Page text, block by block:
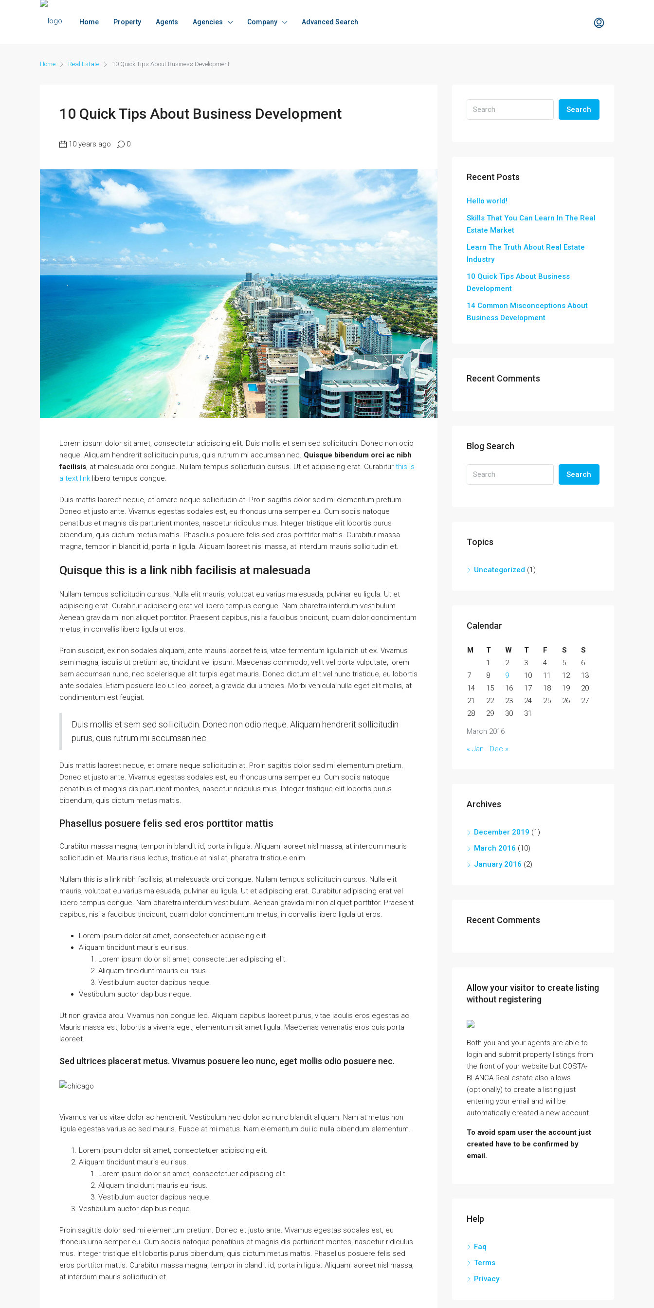
Home Property Agents Agencies Company Advanced Search
Home Real Estate 10 Quick Tips About Business Development
10 Quick Tips About Business Development
10 years ago 0
Lorem ipsum dolor sit amet, consectetur adipiscing elit. Duis mollis et sem sed sollicitudin. Donec non odio
neque. Aliquam hendrerit sollicitudin purus, quis rutrum mi accumsan nec. Quisque bibendum orci ac nibh
facilisis, at malesuada orci congue. Nullam tempus sollicitudin cursus. Ut et adipiscing erat. Curabitur this is
a text link libero tempus congue.
Duis mattis laoreet neque, et ornare neque sollicitudin at. Proin sagittis dolor sed mi elementum pretium.
Donec et justo ante. Vivamus egestas sodales est, eu rhoncus urna semper eu. Cum sociis natoque
penatibus et magnis dis parturient montes, nascetur ridiculus mus. Integer tristique elit lobortis purus
bibendum, quis dictum metus mattis. Phasellus posuere felis sed eros porttitor mattis. Curabitur massa
magna, tempor in blandit id, porta in ligula. Aliquam laoreet nisl massa, at interdum mauris sollicitudin et.
Quisque this is a link nibh facilisis at malesuada
Nullam tempus sollicitudin cursus. Nulla elit mauris, volutpat eu varius malesuada, pulvinar eu ligula. Ut et
adipiscing erat. Curabitur adipiscing erat vel libero tempus congue. Nam pharetra interdum vestibulum.
Aenean gravida mi non aliquet porttitor. Praesent dapibus, nisi a faucibus tincidunt, quam dolor condimentum
metus, in convallis libero ligula ut eros.
Proin suscipit, ex non sodales aliquam, ante mauris laoreet felis, vitae fermentum ligula nibh ut ex. Vivamus
sem magna, iaculis ut pretium ac, tincidunt vel ipsum. Maecenas commodo, velit vel porta vulputate, lorem
sem accumsan nunc, nec scelerisque elit turpis eget mauris. Donec dictum elit vel nunc tristique, eu lobortis
ante sodales. Etiam posuere leo ut leo laoreet, a gravida dui ultricies. Morbi vehicula nulla eget elit mollis, at
condimentum est feugiat.
Duis mollis et sem sed sollicitudin. Donec non odio neque. Aliquam hendrerit sollicitudin
purus, quis rutrum mi accumsan nec.
Duis mattis laoreet neque, et ornare neque sollicitudin at. Proin sagittis dolor sed mi elementum pretium.
Donec et justo ante. Vivamus egestas sodales est, eu rhoncus urna semper eu. Cum sociis natoque
penatibus et magnis dis parturient montes, nascetur ridiculus mus. Integer tristique elit lobortis purus
bibendum, quis dictum metus mattis.
Phasellus posuere felis sed eros porttitor mattis
Curabitur massa magna, tempor in blandit id, porta in ligula. Aliquam laoreet nisl massa, at interdum mauris
sollicitudin et. Mauris risus lectus, tristique at nisl at, pharetra tristique enim.
Nullam this is a link nibh facilisis, at malesuada orci congue. Nullam tempus sollicitudin cursus. Nulla elit
mauris, volutpat eu varius malesuada, pulvinar eu ligula. Ut et adipiscing erat. Curabitur adipiscing erat vel
libero tempus congue. Nam pharetra interdum vestibulum. Aenean gravida mi non aliquet porttitor. Praesent
dapibus, nisi a faucibus tincidunt, quam dolor condimentum metus, in convallis libero ligula ut eros.
Lorem ipsum dolor sit amet, consectetuer adipiscing elit.
Aliquam tincidunt mauris eu risus.
Lorem ipsum dolor sit amet, consectetuer adipiscing elit.
Aliquam tincidunt mauris eu risus.
Vestibulum auctor dapibus neque.
Vestibulum auctor dapibus neque.
Ut non gravida arcu. Vivamus non congue leo. Aliquam dapibus laoreet purus, vitae iaculis eros egestas ac.
Mauris massa est, lobortis a viverra eget, elementum sit amet ligula. Maecenas venenatis eros quis porta
laoreet.
Sed ultrices placerat metus. Vivamus posuere leo nunc, eget mollis odio posuere nec.
Vivamus varius vitae dolor ac hendrerit. Vestibulum nec dolor ac nunc blandit aliquam. Nam at metus non
ligula egestas varius ac sed mauris. Fusce at mi metus. Nam elementum dui id nulla bibendum elementum.
Lorem ipsum dolor sit amet, consectetuer adipiscing elit.
Aliquam tincidunt mauris eu risus.
Lorem ipsum dolor sit amet, consectetuer adipiscing elit.
Aliquam tincidunt mauris eu risus.
Vestibulum auctor dapibus neque.
Vestibulum auctor dapibus neque.
Proin sagittis dolor sed mi elementum pretium. Donec et justo ante. Vivamus egestas sodales est, eu
rhoncus urna semper eu. Cum sociis natoque penatibus et magnis dis parturient montes, nascetur ridiculus
mus. Integer tristique elit lobortis purus bibendum, quis dictum metus mattis. Phasellus posuere felis sed
eros porttitor mattis. Curabitur massa magna, tempor in blandit id, porta in ligula. Aliquam laoreet nisl massa,
at interdum mauris sollicitudin et.
Search
Recent Posts
Hello world!
Skills That You Can Learn In The Real
Estate Market
Learn The Truth About Real Estate
Industry
10 Quick Tips About Business
Development
14 Common Misconceptions About
Business Development
Recent Comments
Blog Search
Search
Topics
Uncategorized (1)
Calendar
March 2016
M T W T F S
S
1
2 3 4 5
6
7
8 9 10 11 12
13
14
15 16 17 18 19
20
21
22 23 24 25 26
27
28
29 30 31
« Jan Dec »
Archives
December 2019 (1)
March 2016 (10)
January 2016 (2)
Recent Comments
Allow your visitor to create listing
without registering
Both you and your agents are able to
login and submit property listings from
the front of your website but COSTA-
BLANCA-Real.estate also allows
(optionally) to create a listing just
entering your email and will be
automatically created a new account.
To avoid spam user the account just
created have to be confirmed by
email.
Help
Faq
Terms
Privacy